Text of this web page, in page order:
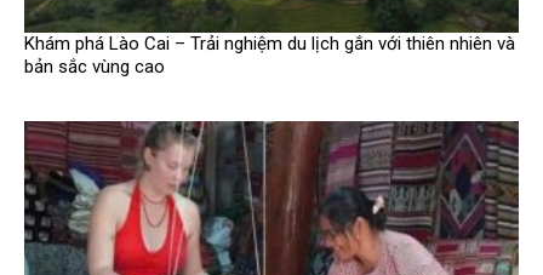
Khám phá Lào Cai – Trải nghiệm du lịch gắn với thiên nhiên và
bản sắc vùng cao